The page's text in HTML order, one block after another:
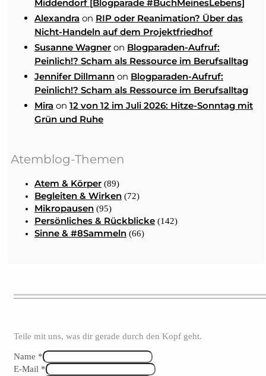
Middendorf [Blogparade #BuchMeinesLebens]
Alexandra on RIP oder Reanimation? Über das
Nicht-Handeln auf dem Projektfriedhof
Susanne Wagner on Blogparaden-Aufruf:
Peinlich!? Scham als Ressource im Berufsalltag
Jennifer Dillmann on Blogparaden-Aufruf:
Peinlich!? Scham als Ressource im Berufsalltag
Mira on 12 von 12 im Juli 2026: Hitze-Sonntag mit
Grün und Ruhe
Atemblog-Themen
Atem & Körper (89)
Begleiten & Wirken (72)
Mikropausen (95)
Persönliches & Rückblicke (142)
Sinne & #8Sammeln (66)
Teile mit uns, was dir gerade durch den Kopf geht.
Name *
E-Mail *